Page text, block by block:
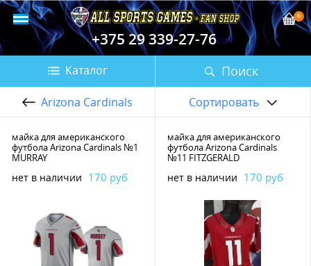
+375 29 339-27-76
Поиск
0
Каталог
Arizona Cardinals Сортировать
майка для американского
футбола Arizona Cardinals №1
MURRAY
нет в наличии
170 руб
майка для американского
футбола Arizona Cardinals
№11 FITZGERALD
нет в наличии
170 руб